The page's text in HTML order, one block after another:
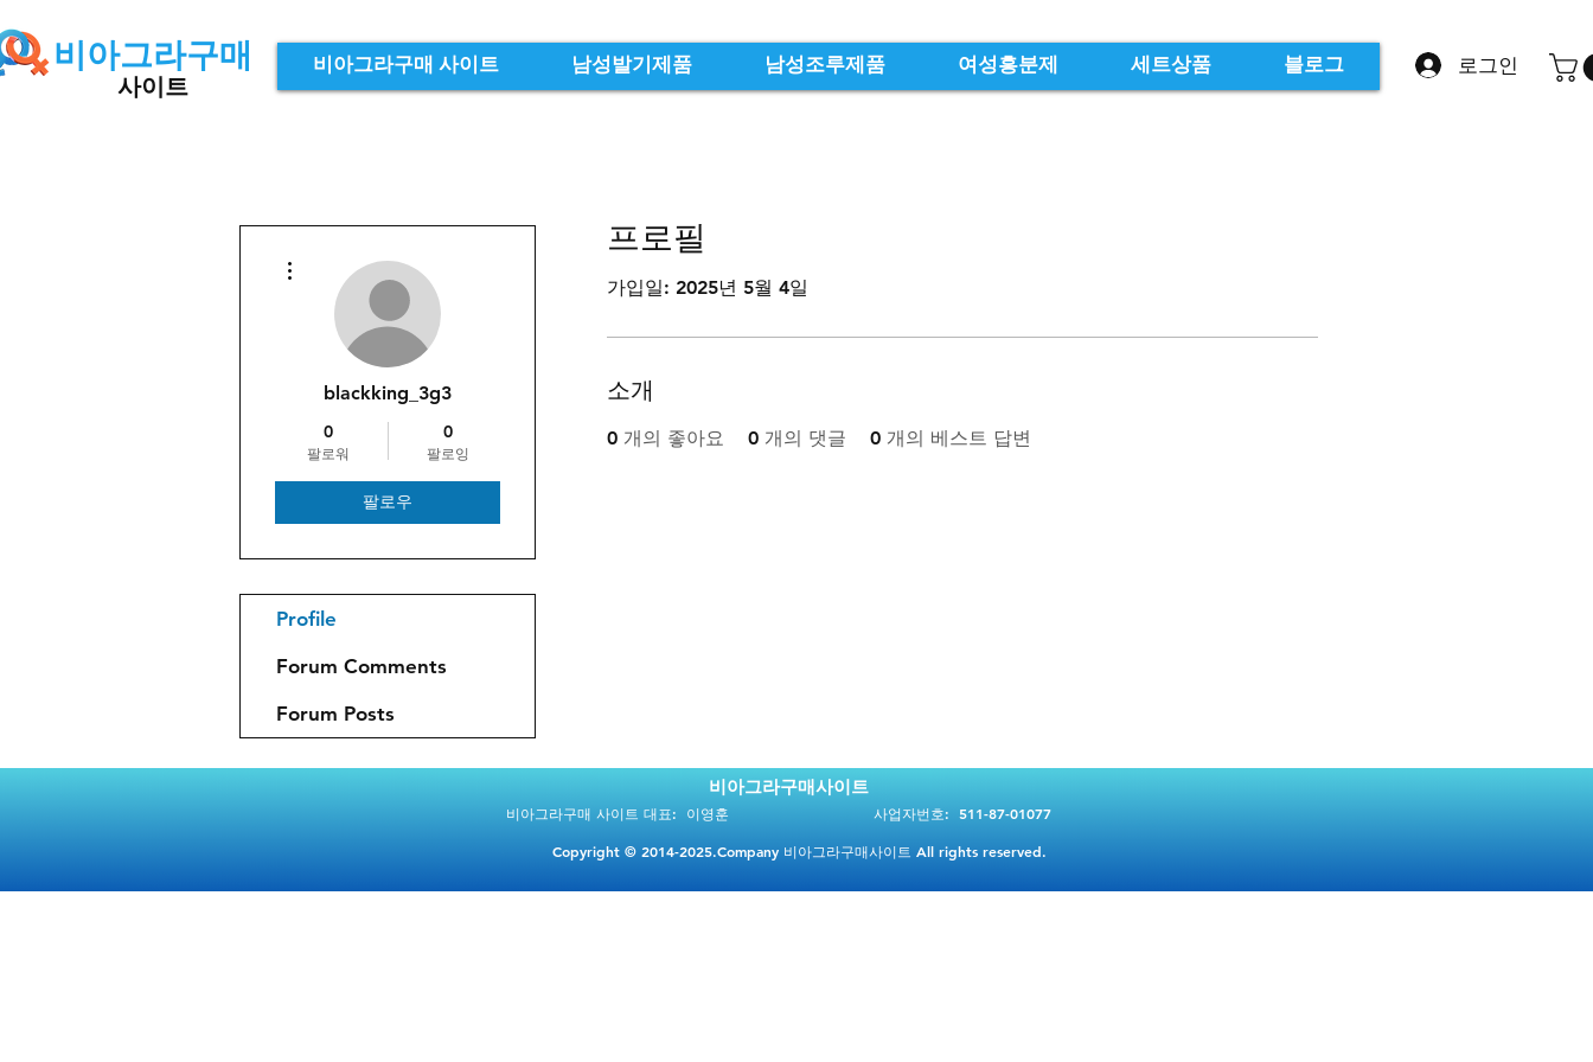
비아그라구매
사이트
비아그라구매 사이트 남성발기제품 남성조루제품 여성흥분제 세트상품 블로그 로그인
프로필
가입일: 2025년 5월 4일
소개
0 개의 좋아요 0 개의 댓글 0 개의 베스트 답변
blackking_3g3
0
팔로워
0
팔로잉
팔로우
Profile
Forum Comments
Forum Posts
Copyright © 2014-2025.Company 비아그라구매사이트 All rights reserved.
사업자번호: 511-87-01077
비아그라구매 사이트 대표: 이영훈
비아그라구매사이트